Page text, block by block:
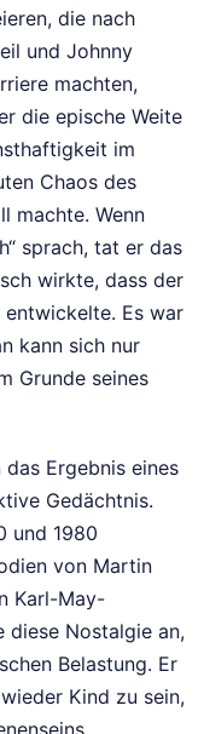
die nach
und Johnny
machten,
die epische Weite
im
Chaos des
machte. Wenn
sprach, tat er das
wirkte, dass der
Es war
kann sich nur
Grunde seines
Ergebnis eines
Gedächtnis.
und 1980
von Martin
Karl-May-
diese Nostalgie an,
Belastung. Er
Kind zu sein,